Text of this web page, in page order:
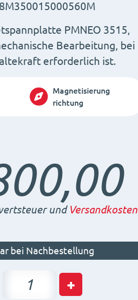
PMNEO 3515,
Bearbeitung, bei
erforderlich ist.
Magnetisierung
richtung
und Versandkosten
bei Nachbestellung
Permanent
Magnetspannplatten
+